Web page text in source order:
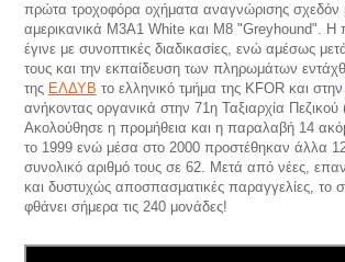
πρώτα τροχοφόρα οχήματα αναγνώρισης σχεδόν
αμερικανικά Μ3Α1 White και Μ8 "Greyhound". Η
έγινε με συνοπτικές διαδικασίες, ενώ αμέσως
τους και την εκπαίδευση των πληρωμάτων
της ΕΛΔΥΒ το ελληνικό τμήμα της KFOR και στην
ανήκοντας οργανικά στην 71η Ταξιαρχία
Ακολούθησε η προμήθεια και η παραλαβή 14
το 1999 ενώ μέσα στο 2000 προστέθηκαν άλλα
συνολικό αριθμό τους σε 62. Μετά από νέες,
και δυστυχώς αποσπασματικές παραγγελίες, το
φθάνει σήμερα τις 240 μονάδες!